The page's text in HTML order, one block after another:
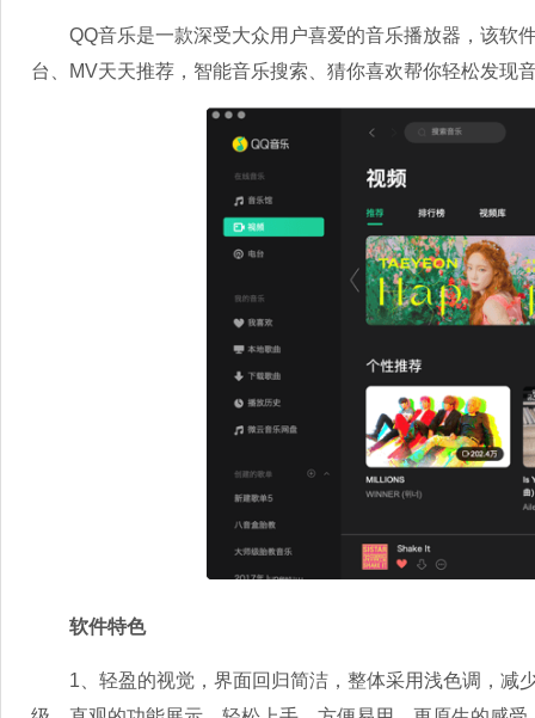
QQ音乐是一款深受大众用户喜爱的音乐播放器，该软
台、MV天天推荐，智能音乐搜索、猜你喜欢帮你轻松发现
软件特色
1、轻盈的视觉，界面回归简洁，整体采用浅色调，减